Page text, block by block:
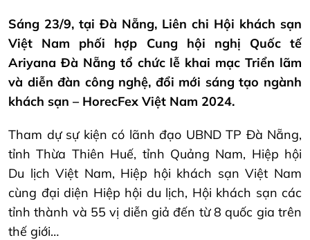
Sáng 23/9, tại Đà Nẵng, Liên chi Hội khách sạn
Việt Nam phối hợp Cung hội nghị Quốc tế
Ariyana Đà Nẵng tổ chức lễ khai mạc Triển lãm
và diễn đàn công nghệ, đổi mới sáng tạo ngành
khách sạn – HorecFex Việt Nam 2024.
Tham dự sự kiện có lãnh đạo UBND TP Đà Nẵng,
tỉnh Thừa Thiên Huế, tỉnh Quảng Nam, Hiệp hội
Du lịch Việt Nam, Hiệp hội khách sạn Việt Nam
cùng đại diện Hiệp hội du lịch, Hội khách sạn các
tỉnh thành và 55 vị diễn giả đến từ 8 quốc gia trên
thế giới…